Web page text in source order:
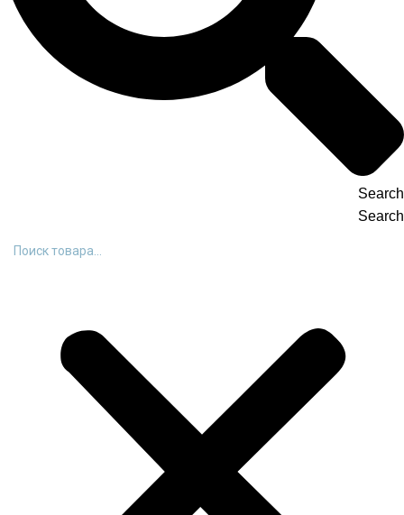
Search
Search